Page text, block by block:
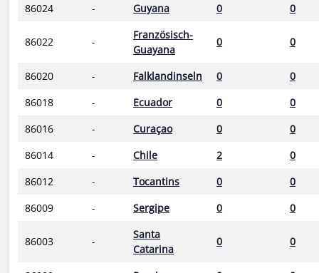
86024
- Guyana 0 0
86022 -
Französisch-
Guayana
0 0
86020 - Falklandinseln 0
0
86018
- Ecuador 0
0
86016
- Curaçao 0
0
86014
- Chile 2
0
86012
- Tocantins 0
0
86009
- Sergipe 0 0
86003 -
Santa
Catarina
0 0